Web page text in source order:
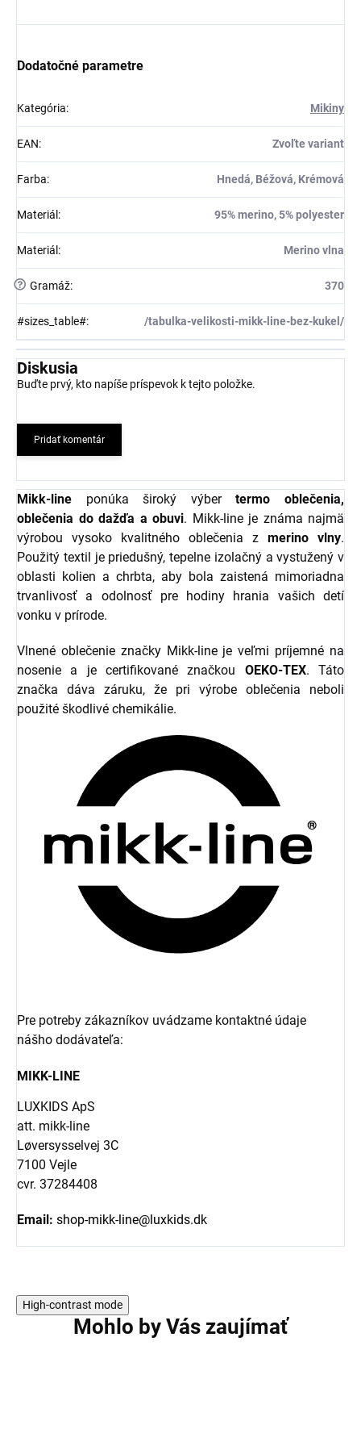
Dodatočné parametre
Kategória: Mikiny
EAN: Zvoľte variant
Farba: Hnedá, Béžová, Krémová
Materiál : 95% merino, 5% polyester
Materiál : Merino vlna
? Gramáž: 370
#sizes_table#: /tabulka-velikosti-mikk-line-bez-kukel/
Diskusia
Buďte prvý, kto napíše príspevok k tejto položke.
Pridať komentár
Mikk-line ponúka široký výbertermo oblečenia,
oblečenia do dažďa a obuvi. Mikk-line je známa najmä
výrobou vysoko kvalitného oblečenia z merino vlny.
Použitý textil je priedušný, tepelne izolačný a vystužený v
oblasti kolien a chrbta, aby bola zaistená mimoriadna
trvanlivosť a odolnosť pre hodiny hrania vašich detí
vonku v prírode.
Vlnené oblečenie značky Mikk-line je veľmi príjemné na
nosenie a je certifikované značkou OEKO-TEX. Táto
značka dáva záruku, že pri výrobe oblečenia neboli
použité škodlivé chemikálie.
Pre potreby zákazníkov uvádzame kontaktné údaje
nášho dodávateľa:
MIKK-LINE
LUXKIDS ApS
att. mikk-line
Løversysselvej 3C
7100 Vejle
cvr. 37284408
Email: shop-mikk-line@luxkids.dk
High-contrast mode
Mohlo by Vás zaujímať